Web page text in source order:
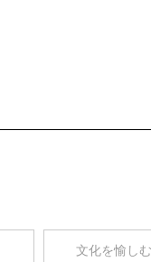
文化を愉しむ